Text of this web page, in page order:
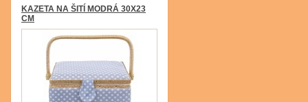
KAZETA NA ŠITÍ MODRÁ 30X23
CM